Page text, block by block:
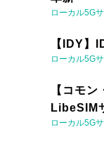
ローカル5G
【IDY】
ローカル5G
【コモ
LibeSIM
ローカル5G